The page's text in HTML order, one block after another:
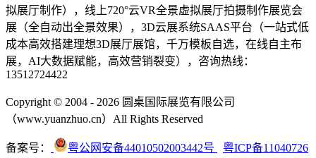
拟展厅制作），线上720°云VR全景虚拟展厅拍摄制作展览会
展（全自动出全景效果），3D云展系统SAAS平台（一站式低
成本高效搭建理想3D展厅展馆，千万模板自选，在线自主布
展，AI大数据赋能，高效营销裂变），咨询热线：
13512724422
Copyright © 2004 - 2026 圆桌国际展览有限公司
（www.yuanzhuo.cn）All Rights Reserved
备案号： 粤公网安备44010502003442号 粤ICP备11040726